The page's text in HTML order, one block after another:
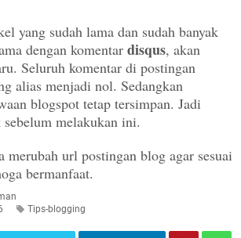
yang sudah lama dan sudah banyak
dengan komentar disqus, akan
Seluruh komentar di postingan
alias menjadi nol. Sedangkan
blogspot tetap tersimpan. Jadi
melakukan ini.
merubah url postingan blog agar sesuai
bermanfaat.
Tips-blogging